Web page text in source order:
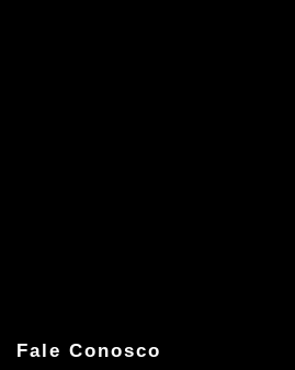
Fale Conosco